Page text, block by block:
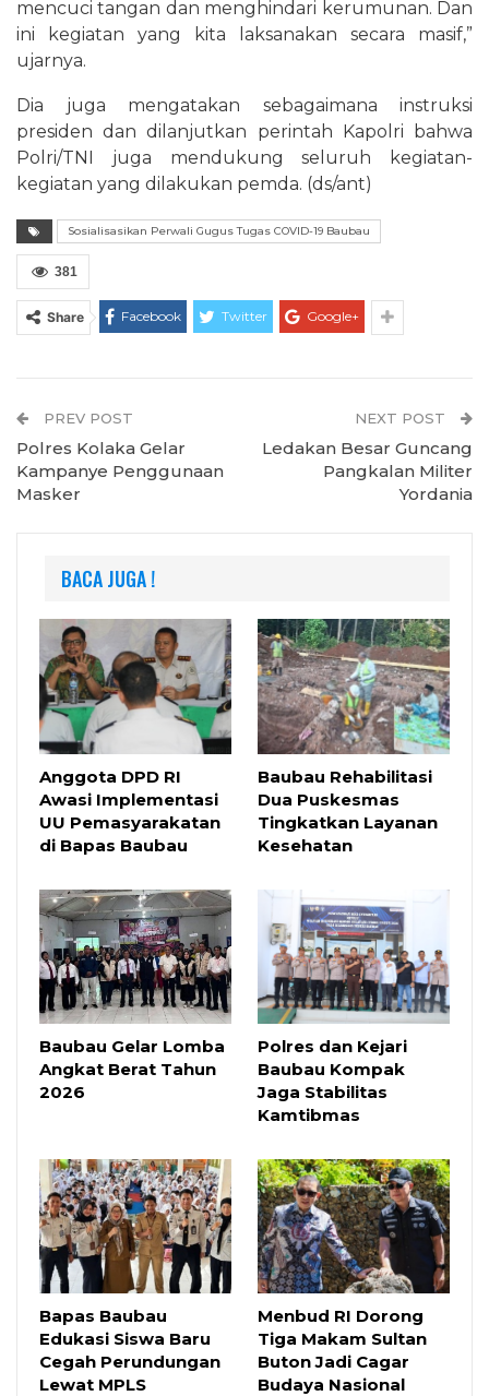
mencuci tangan dan menghindari kerumunan. Dan
ini kegiatan yang kita laksanakan secara masif,”
ujarnya.
Dia juga mengatakan sebagaimana instruksi
presiden dan dilanjutkan perintah Kapolri bahwa
Polri/TNI juga mendukung seluruh kegiatan-
kegiatan yang dilakukan pemda. (ds/ant)
Sosialisasikan Perwali Gugus Tugas COVID-19 Baubau
381
Share Facebook Twitter Google+
PREV POST
Polres Kolaka Gelar
Kampanye Penggunaan
Masker
NEXT POST
Ledakan Besar Guncang
Pangkalan Militer
Yordania
BACA JUGA !
Anggota DPD RI
Awasi Implementasi
UU Pemasyarakatan
di Bapas Baubau
Baubau Rehabilitasi
Dua Puskesmas
Tingkatkan Layanan
Kesehatan
Baubau Gelar Lomba
Angkat Berat Tahun
2026
Polres dan Kejari
Baubau Kompak
Jaga Stabilitas
Kamtibmas
Bapas Baubau
Edukasi Siswa Baru
Cegah Perundungan
Lewat MPLS
Menbud RI Dorong
Tiga Makam Sultan
Buton Jadi Cagar
Budaya Nasional